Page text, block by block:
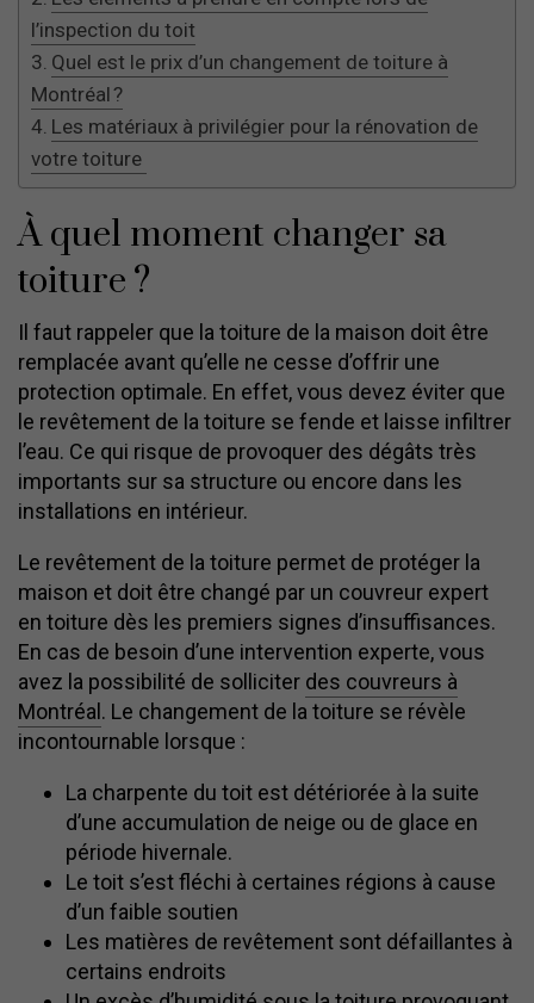
l’inspection du toit
Quel est le prix d’un changement de toiture à
Montréal ?
Les matériaux à privilégier pour la rénovation de
votre toiture
À quel moment changer sa
toiture ?
Il faut rappeler que la toiture de la maison doit être
remplacée avant qu’elle ne cesse d’offrir une
protection optimale. En effet, vous devez éviter que
le revêtement de la toiture se fende et laisse infiltrer
l’eau. Ce qui risque de provoquer des dégâts très
importants sur sa structure ou encore dans les
installations en intérieur.
Le revêtement de la toiture permet de protéger la
maison et doit être changé par un couvreur expert
en toiture dès les premiers signes d’insuffisances.
En cas de besoin d’une intervention experte, vous
avez la possibilité de solliciter des couvreurs à
Montréal . Le changement de la toiture se révèle
incontournable lorsque :
La charpente du toit est détériorée à la suite
d’une accumulation de neige ou de glace en
période hivernale.
Le toit s’est fléchi à certaines régions à cause
d’un faible soutien
Les matières de revêtement sont défaillantes à
certains endroits